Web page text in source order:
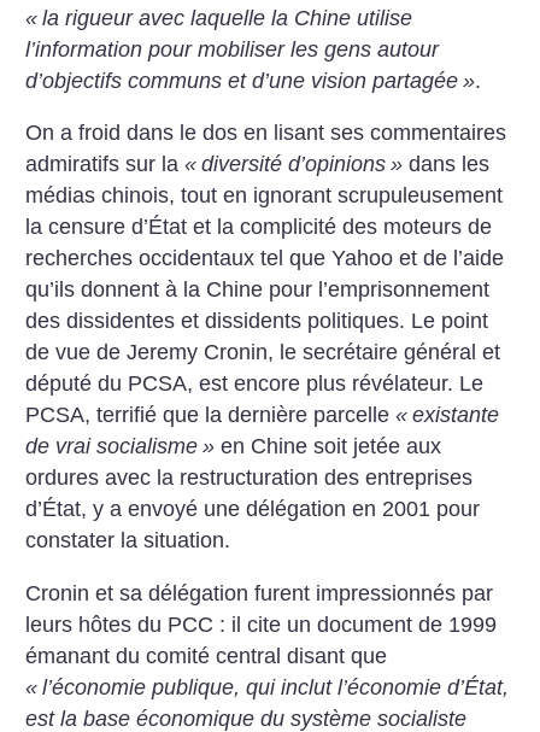
« la rigueur avec laquelle la Chine utilise
l’information pour mobiliser les gens autour
d’objectifs communs et d’une vision partagée ».
On a froid dans le dos en lisant ses commentaires
admiratifs sur la« diversité d’opinions » dans les
médias chinois, tout en ignorant scrupuleusement
la censure d’État et la complicité des moteurs de
recherches occidentaux tel que Yahoo et de l’aide
qu’ils donnent à la Chine pour l’emprisonnement
des dissidentes et dissidents politiques. Le point
de vue de Jeremy Cronin, le secrétaire général et
député du PCSA, est encore plus révélateur. Le
PCSA, terrifié que la dernière parcelle« existante
de vrai socialisme » en Chine soit jetée aux
ordures avec la restructuration des entreprises
d’État, y a envoyé une délégation en 2001 pour
constater la situation.
Cronin et sa délégation furent impressionnés par
leurs hôtes du PCC : il cite un document de 1999
émanant du comité central disant que
« l’économie publique, qui inclut l’économie d’État,
est la base économique du système socialiste